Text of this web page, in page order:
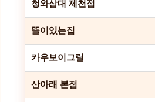
청와삼대 제천점
뜰이있는집
카우보이그릴
산아래 본점